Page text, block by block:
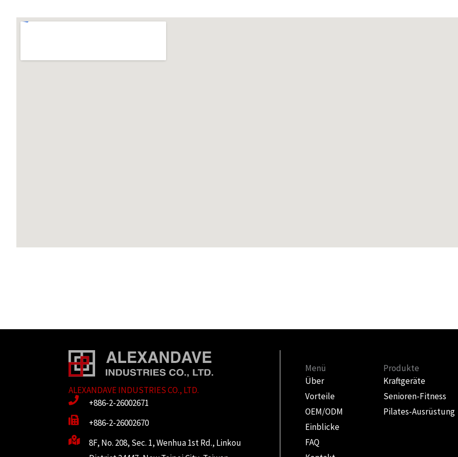
ALEXANDAVE INDUSTRIES CO., LTD.
+886-2-26002671
+886-2-26002670
8F, No. 208, Sec. 1, Wenhua 1st Rd., Linkou
Menü
Über
Vorteile
OEM/ODM
Einblicke
FAQ
Produkte
Kraftgeräte
Senioren-Fitness
Pilates-Ausrüstung